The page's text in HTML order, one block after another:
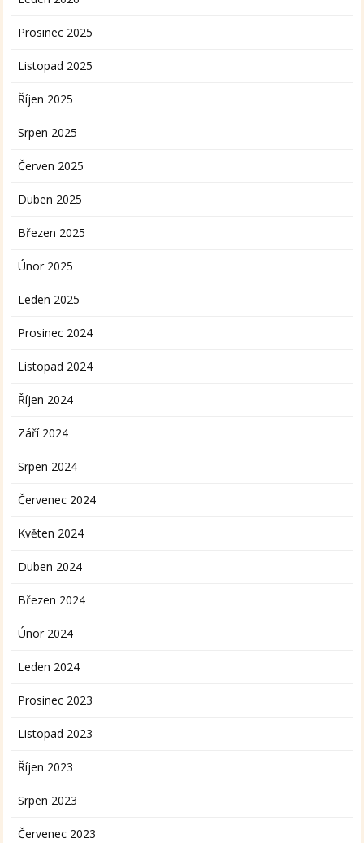
Prosinec 2025
Listopad 2025
Říjen 2025
Srpen 2025
Červen 2025
Duben 2025
Březen 2025
Únor 2025
Leden 2025
Prosinec 2024
Listopad 2024
Říjen 2024
Září 2024
Srpen 2024
Červenec 2024
Květen 2024
Duben 2024
Březen 2024
Únor 2024
Leden 2024
Prosinec 2023
Listopad 2023
Říjen 2023
Srpen 2023
Červenec 2023